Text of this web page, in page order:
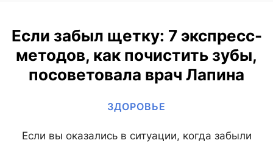
Если забыл щетку: 7 экспресс-
методов, как почистить зубы,
посоветовала врач Лапина
ЗДОРОВЬЕ
Если вы оказались в ситуации, когда забыли